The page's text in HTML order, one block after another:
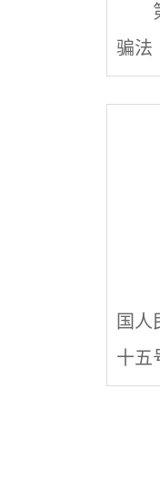
骗法
国人
十五